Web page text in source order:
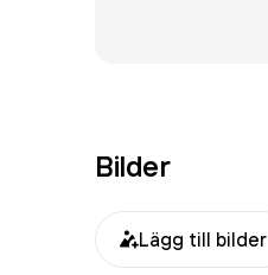
Bilder
Lägg till bilder